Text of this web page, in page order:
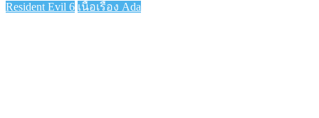
Link
Share
Resident Evil 6 เนื้อเรื่อง Ada